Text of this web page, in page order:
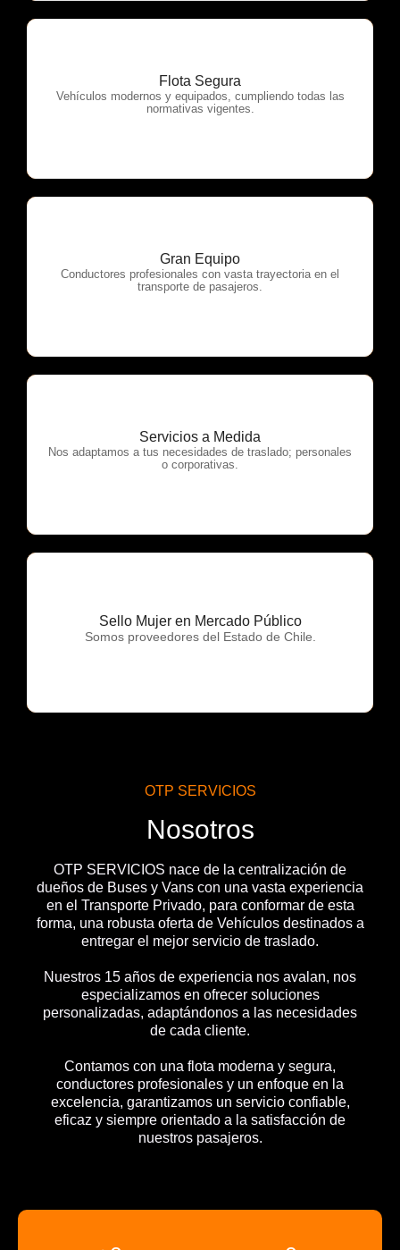
Flota Segura
Vehículos modernos y equipados, cumpliendo todas las
normativas vigentes.
OTP Servicios
Gran Equipo
Conductores profesionales con vasta trayectoria en el
transporte de pasajeros.
OTP Servicios
Servicios a Medida
Nos adaptamos a tus necesidades de traslado; personales
o corporativas.
OTP Servicios
Sello Mujer en Mercado Público
Somos proveedores del Estado de Chile.
OTP Servicios
OTP SERVICIOS
Nosotros
OTP SERVICIOS nace de la centralización de
dueños de Buses y Vans con una vasta experiencia
en el Transporte Privado, para conformar de esta
forma, una robusta oferta de Vehículos destinados a
entregar el mejor servicio de traslado.
Nuestros 15 años de experiencia nos avalan, nos
especializamos en ofrecer soluciones
personalizadas, adaptándonos a las necesidades
de cada cliente.
Contamos con una flota moderna y segura,
conductores profesionales y un enfoque en la
excelencia, garantizamos un servicio confiable,
eficaz y siempre orientado a la satisfacción de
nuestros pasajeros.